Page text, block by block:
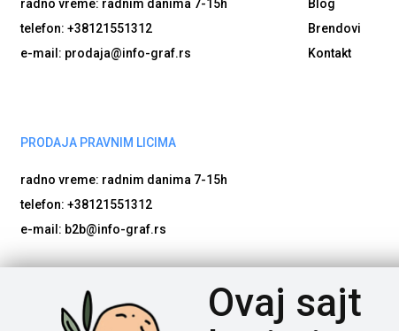
radno vreme: radnim danima 7-15h
telefon: +38121551312
e-mail: prodaja@info-graf.rs
PRODAJA PRAVNIM LICIMA
radno vreme: radnim danima 7-15h
telefon: +38121551312
e-mail: b2b@info-graf.rs
Blog
Brendovi
Kontakt
potrebno nam je vreme da proverimo dostupnost naručene
bude proveren, da artikli imaju tačne nazive i detaljne
Ovaj sajt